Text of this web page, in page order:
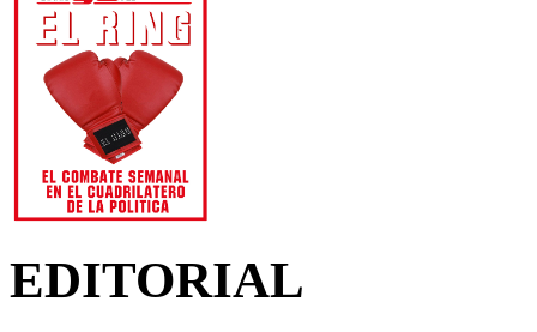
EDITORIAL